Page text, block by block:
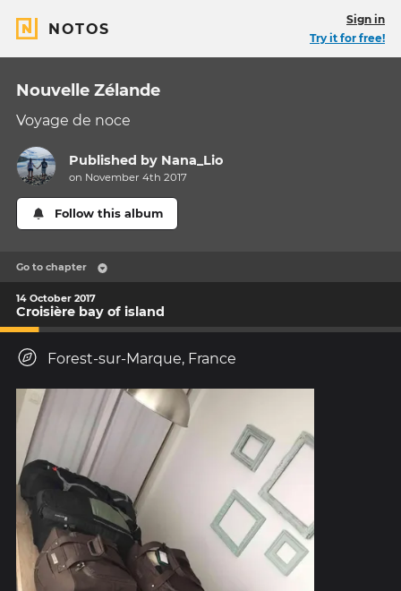
NOTOS
Sign in
Try it for free!
Nouvelle Zélande
Voyage de noce
Published by Nana_Lio
on November 4th 2017
Follow this album
Go to chapter
14 October 2017
Croisière bay of island
Forest-sur-Marque, France